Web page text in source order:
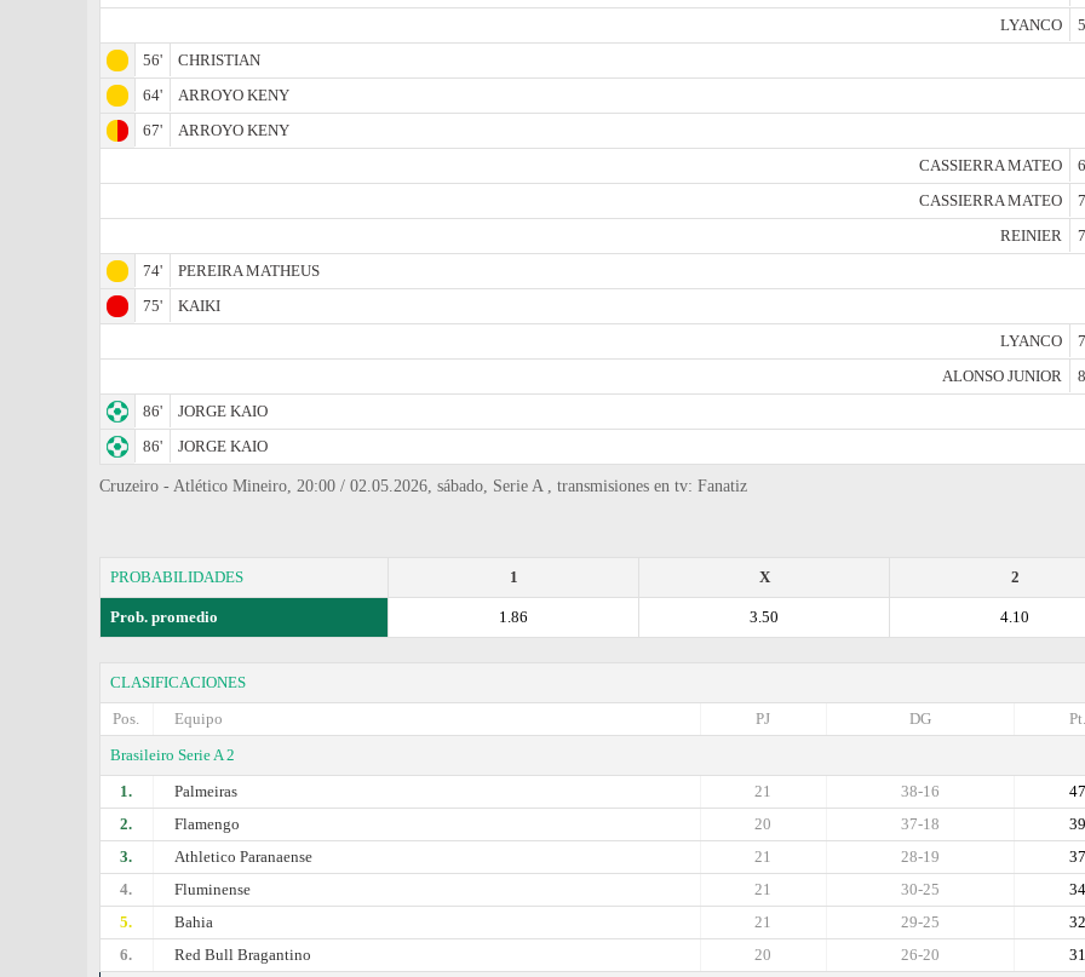
LYANCO
56'
CHRISTIAN
64'
ARROYO KENY
67'
ARROYO KENY
CASSIERRA MATEO
CASSIERRA MATEO
REINIER
74'
PEREIRA MATHEUS
75'
KAIKI
LYANCO
ALONSO JUNIOR
86'
JORGE KAIO
86'
JORGE KAIO
Cruzeiro - Atlético Mineiro, 20:00 / 02.05.2026, sábado, Serie A , transmisiones en tv: Fanatiz
PROBABILIDADES 2
X
1
Prob. promedio 4.10
3.50
1.86
CLASIFICACIONES
Pos.
Equipo Pt.
DG
PJ
Brasileiro Serie A 2
1.
Palmeiras 47
38-16
21
2.
Flamengo 39
37-18
20
3.
Athletico Paranaense 37
28-19
21
4.
Fluminense 34
30-25
21
5.
Bahia 32
29-25
21
6.
Red Bull Bragantino 31
26-20
20